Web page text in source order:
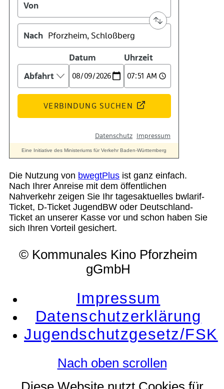
Suche
Menü Menü
Die Nutzung von bwegtPlus ist ganz einfach.
Nach Ihrer Anreise mit dem öffentlichen
Nahverkehr zeigen Sie Ihr tagesaktuelles bwlarif-
Ticket, D-Ticket JugendBW oder Deutschland-
Ticket an unserer Kasse vor und schon haben Sie
sich Ihren Vorteil gesichert.
© Kommunales Kino Pforzheim
gGmbH
Impressum
Datenschutzerklärung
Jugendschutzgesetz/FSK
Nach oben scrollen